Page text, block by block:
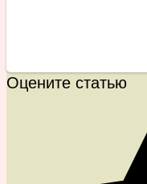
Оцените статью